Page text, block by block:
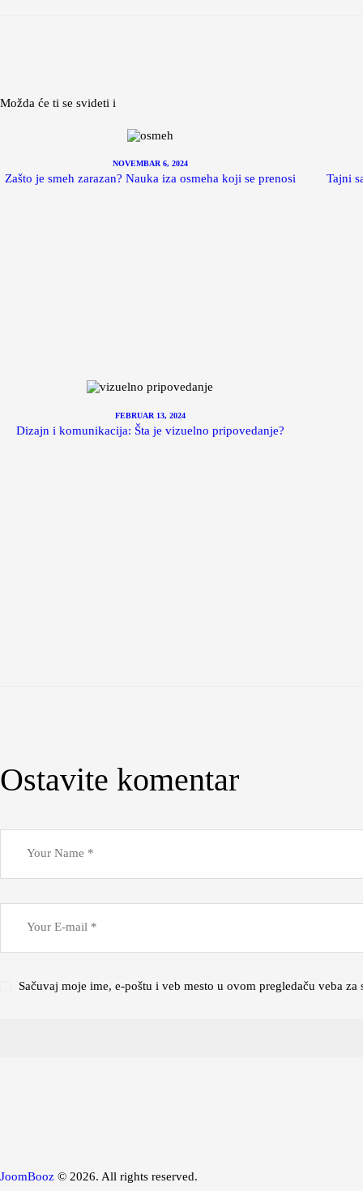
Možda će ti se svideti i
NOVEMBAR 6, 2024
Zašto je smeh zarazan? Nauka iza osmeha koji se prenosi Tajni
FEBRUAR 13, 2024
Dizajn i komunikacija: Šta je vizuelno pripovedanje?
Ostavite komentar
Sačuvaj moje ime, e-poštu i veb mesto u ovom pregledaču veba za
JoomBooz © 2026. All rights reserved.